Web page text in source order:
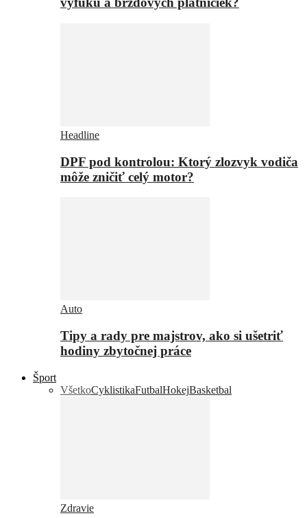
Headline
DPF pod kontrolou: Ktorý zlozvyk vodiča
môže zničiť celý motor?
Auto
Tipy a rady pre majstrov, ako si ušetriť
hodiny zbytočnej práce
Šport
VšetkoCyklistikaFutbalHokejBasketbal
Zdravie